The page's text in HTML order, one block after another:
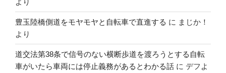
豊玉陸橋側道をモヤモヤと自転車で直進する に まじか！
より
道交法第38条で信号のない横断歩道を渡ろうとする自転
車がいたら車両には停止義務があるとわかる話 に デフよ